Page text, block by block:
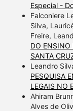
Especial -
Falconiere
Silva,
Freire,
DO ENSINO
SANTA
Leandro
PESQUISA
LEGAIS NO
Ahiram
Alves de